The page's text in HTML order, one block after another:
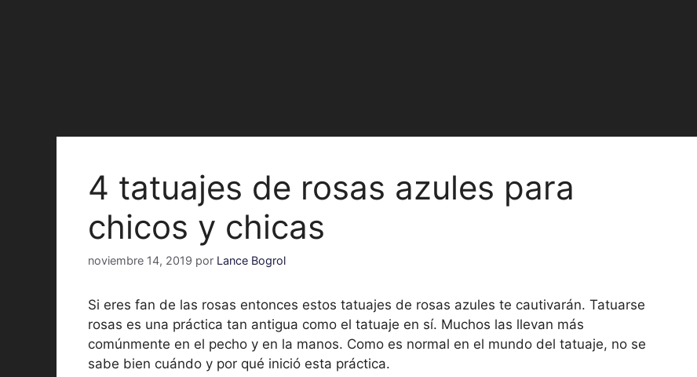
4 tatuajes de rosas azules para
chicos y chicas
noviembre 14, 2019 por Lance Bogrol
Si eres fan de las rosas entonces estos tatuajes de rosas azules te cautivarán. Tatuarse
rosas es una práctica tan antigua como el tatuaje en sí. Muchos las llevan más
comúnmente en el pecho y en la manos. Como es normal en el mundo del tatuaje, no se
sabe bien cuándo y por qué inició esta práctica.